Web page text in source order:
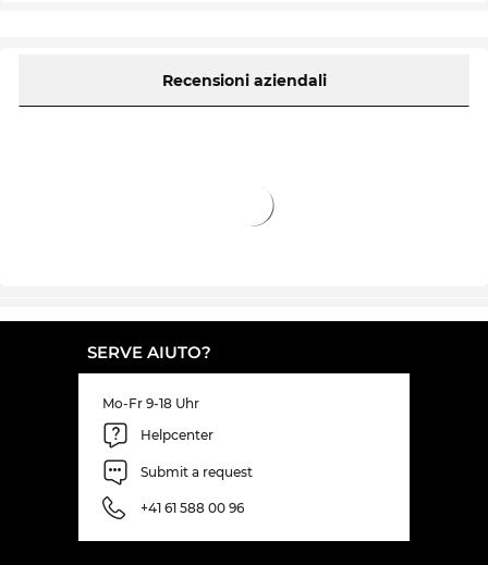
Recensioni aziendali
SERVE AIUTO?
Mo-Fr 9-18 Uhr
Helpcenter
Submit a request
+41 61 588 00 96